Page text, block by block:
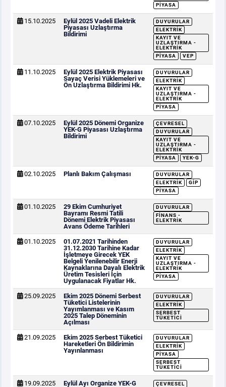
PIYASA
15.10.2025
Eylül 2025 Vadeli Elektrik
Piyasası Uzlaştırma
Bildirimi
DUYURULAR
ELEKTRIK
KAYIT VE
UZLAŞTIRMA -
ELEKTRIK
PIYASA
VEP
11.10.2025
Eylül 2025 Elektrik Piyasası
Sayaç Verisi Yüklemeleri ve
Ön Uzlaştırma Bildirimi Hk.
DUYURULAR
ELEKTRIK
KAYIT VE
UZLAŞTIRMA -
ELEKTRIK
PIYASA
07.10.2025
Eylül 2025 Dönemi Organize
YEK-G Piyasası Uzlaştırma
Bildirimi
ÇEVRESEL
DUYURULAR
KAYIT VE
UZLAŞTIRMA -
ELEKTRIK
PIYASA
YEK-G
02.10.2025 Planlı Bakım Çalışması
DUYURULAR
ELEKTRIK
GİP
PIYASA
01.10.2025
29 Ekim Cumhuriyet
Bayramı Resmi Tatili
Dönemi Elektrik Piyasası
Avans Ödeme Tarihleri
DUYURULAR
FINANS -
ELEKTRIK
01.10.2025
01.07.2021 Tarihinden
31.12.2030 Tarihine Kadar
İşletmeye Girecek YEK
Belgeli Yenilenebilir Enerji
Kaynaklarına Dayalı Elektrik
Üretim Tesisleri İçin
Uygulanacak Fiyatlar Hk.
DUYURULAR
ELEKTRIK
KAYIT VE
UZLAŞTIRMA -
ELEKTRIK
PIYASA
25.09.2025
Ekim 2025 Dönemi Serbest
Tüketici Listelerinin
Yayımlanması ve Kasım
2025 Talep Döneminin
Açılması
DUYURULAR
ELEKTRIK
SERBEST
TÜKETICI
21.09.2025
Ekim 2025 Serbest Tüketici
Hareketleri Ön Bildirimin
Yayınlanması
DUYURULAR
ELEKTRIK
PIYASA
SERBEST
TÜKETICI
19.09.2025
Eylül Ayı Organize YEK-G
ÇEVRESEL